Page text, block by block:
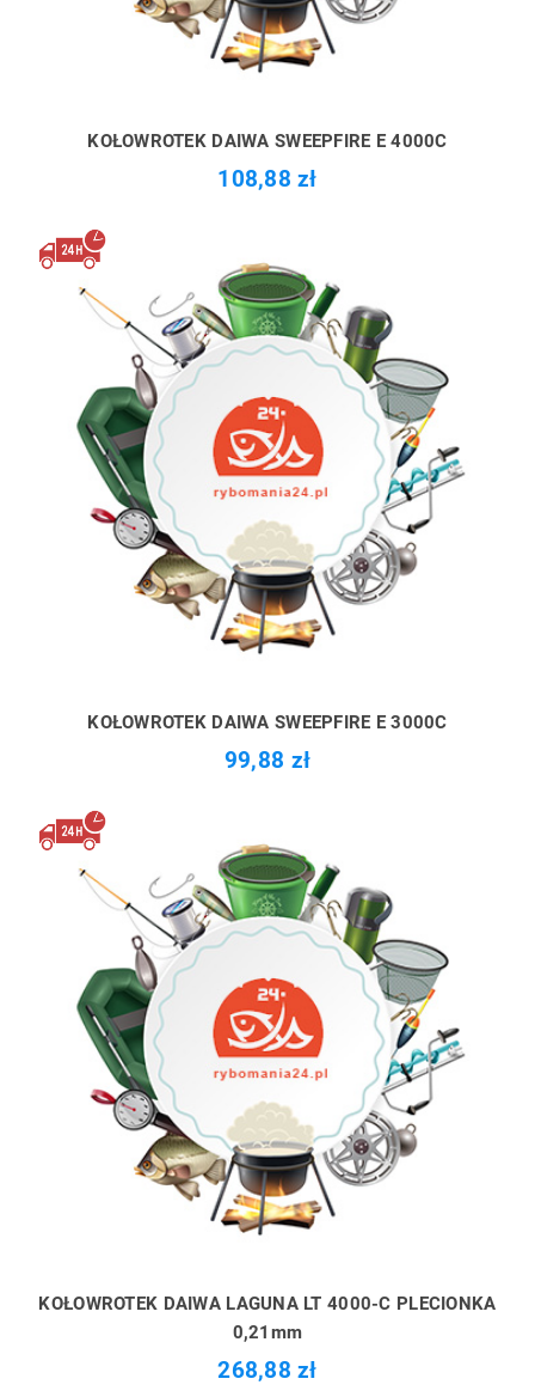
KOŁOWROTEK DAIWA SWEEPFIRE E 4000C
108,88 zł
KOŁOWROTEK DAIWA SWEEPFIRE E 3000C
99,88 zł
KOŁOWROTEK DAIWA LAGUNA LT 4000-C PLECIONKA
0,21mm
268,88 zł